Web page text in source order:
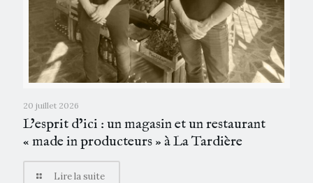
20 juillet 2026
L’esprit d’ici : un magasin et un restaurant
« made in producteurs » à La Tardière
Lire la suite